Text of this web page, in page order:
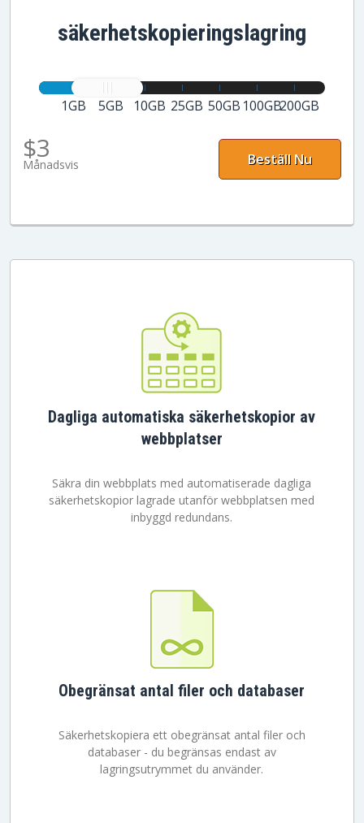
säkerhetskopieringslagring
1GB 5GB 10GB 25GB 50GB 100GB200GB
$3
Månadsvis Beställ Nu
Dagliga automatiska säkerhetskopior av
webbplatser
Säkra din webbplats med automatiserade dagliga
säkerhetskopior lagrade utanför webbplatsen med
inbyggd redundans.
Obegränsat antal filer och databaser
Säkerhetskopiera ett obegränsat antal filer och
databaser - du begränsas endast av
lagringsutrymmet du använder.